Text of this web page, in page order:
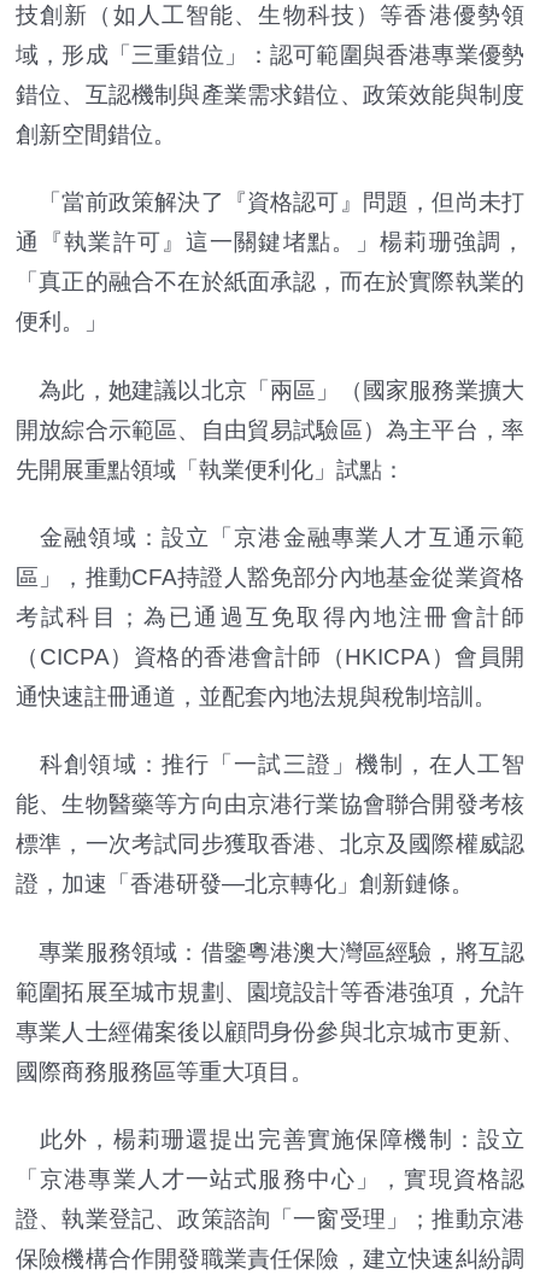
技創新（如人工智能、生物科技）等香港優勢領
域，形成「三重錯位」：認可範圍與香港專業優勢
錯位、互認機制與產業需求錯位、政策效能與制度
創新空間錯位。
「當前政策解決了『資格認可』問題，但尚未打
通『執業許可』這一關鍵堵點。」楊莉珊強調，
「真正的融合不在於紙面承認，而在於實際執業的
便利。」
為此，她建議以北京「兩區」（國家服務業擴大
開放綜合示範區、自由貿易試驗區）為主平台，率
先開展重點領域「執業便利化」試點：
金融領域：設立「京港金融專業人才互通示範
區」，推動CFA持證人豁免部分內地基金從業資格
考試科目；為已通過互免取得內地注冊會計師
（CICPA）資格的香港會計師（HKICPA）會員開
通快速註冊通道，並配套內地法規與稅制培訓。
科創領域：推行「一試三證」機制，在人工智
能、生物醫藥等方向由京港行業協會聯合開發考核
標準，一次考試同步獲取香港、北京及國際權威認
證，加速「香港研發—北京轉化」創新鏈條。
專業服務領域：借鑒粵港澳大灣區經驗，將互認
範圍拓展至城市規劃、園境設計等香港強項，允許
專業人士經備案後以顧問身份參與北京城市更新、
國際商務服務區等重大項目。
此外，楊莉珊還提出完善實施保障機制：設立
「京港專業人才一站式服務中心」，實現資格認
證、執業登記、政策諮詢「一窗受理」；推動京港
保險機構合作開發職業責任保險，建立快速糾紛調